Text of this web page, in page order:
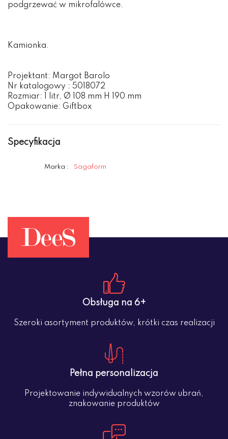
podgrzewać w mikrofalówce.
Kamionka.
Projektant: Margot Barolo
Nr katalogowy : 5018072
Rozmiar: 1 litr, Ø 108 mm H 190 mm
Opakowanie: Giftbox
Specyfikacja
Marka : Sagaform
Obsługa na 6+
Szeroki asortyment produktów, krótki czas realizacji
Pełna personalizacja
Projektowanie indywidualnych wzorów ubrań,
znakowanie produktów